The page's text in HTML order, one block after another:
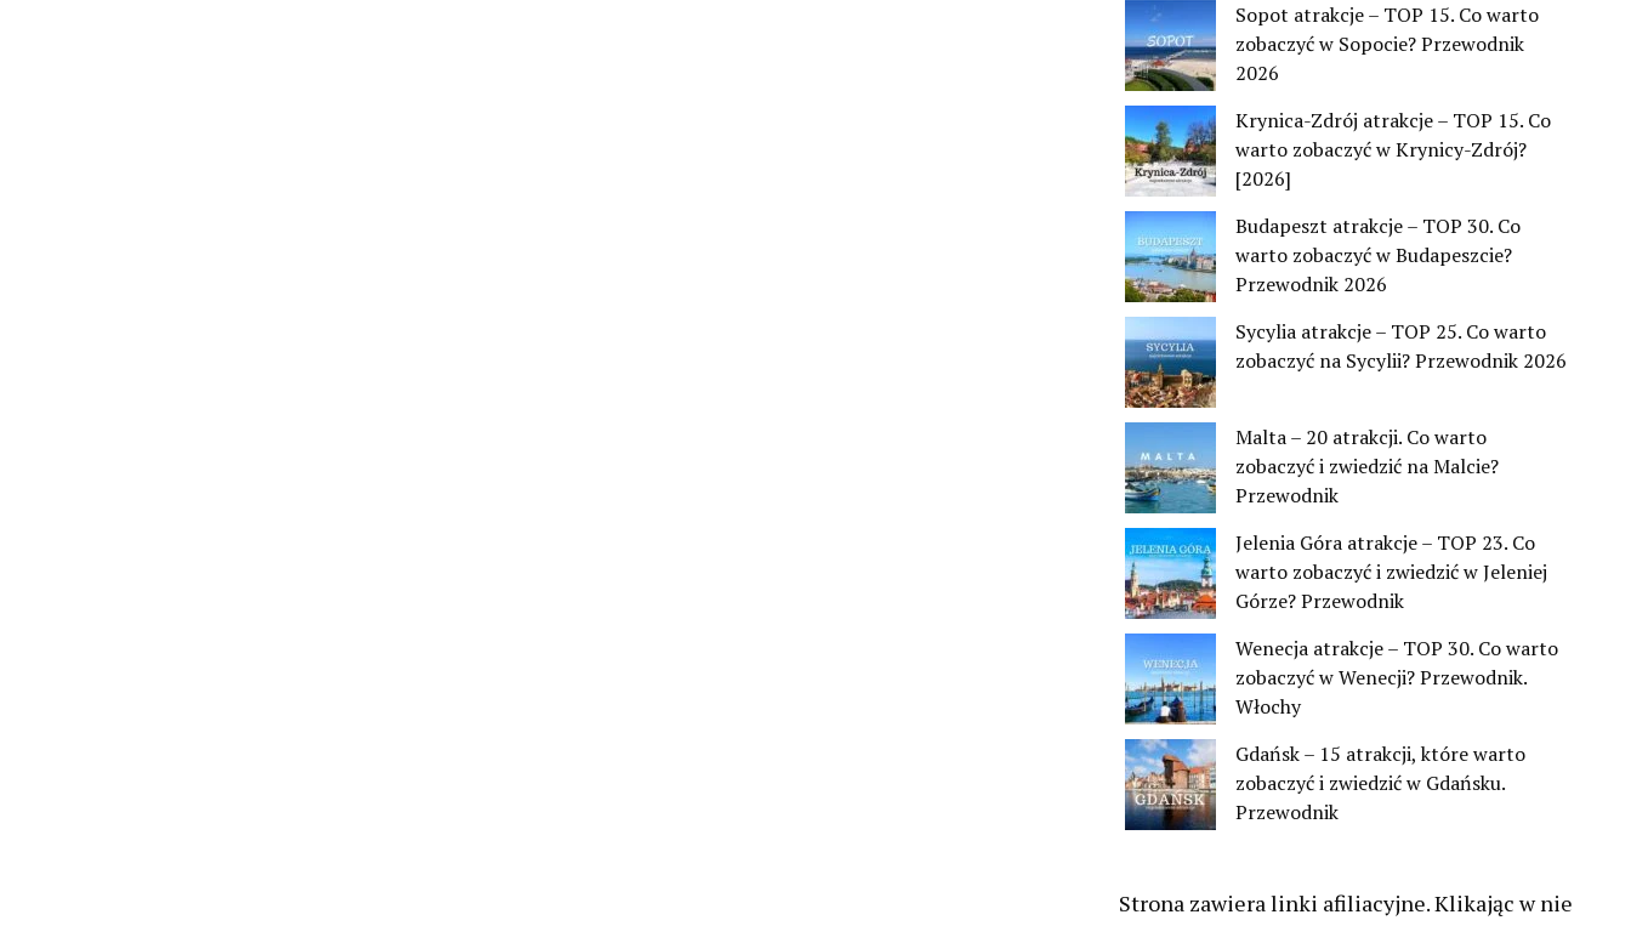
Sopot atrakcje – TOP 15. Co warto
zobaczyć w Sopocie? Przewodnik
2026
Krynica-Zdrój atrakcje – TOP 15. Co
warto zobaczyć w Krynicy-Zdrój?
[2026]
Budapeszt atrakcje – TOP 30. Co
warto zobaczyć w Budapeszcie?
Przewodnik 2026
Sycylia atrakcje – TOP 25. Co warto
zobaczyć na Sycylii? Przewodnik 2026
Malta – 20 atrakcji. Co warto
zobaczyć i zwiedzić na Malcie?
Przewodnik
Jelenia Góra atrakcje – TOP 23. Co
warto zobaczyć i zwiedzić w Jeleniej
Górze? Przewodnik
Wenecja atrakcje – TOP 30. Co warto
zobaczyć w Wenecji? Przewodnik.
Włochy
Gdańsk – 15 atrakcji, które warto
zobaczyć i zwiedzić w Gdańsku.
Przewodnik
Strona zawiera linki afiliacyjne. Klikając w nie